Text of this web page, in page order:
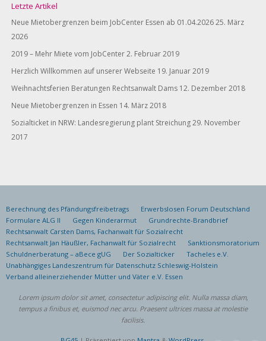
Letzte Artikel
Neue Mietobergrenzen beim JobCenter Essen ab 01.04.202625. März
2026
2019 – Mehr Miete vom JobCenter2. Februar 2019
Herzlich Willkommen auf unserer Webseite 19. Januar 2019
Weihnachtsferien Beratungen Rechtsanwalt Dams 12. Dezember 2018
Neue Mietobergrenzen in Essen 14. März 2018
Sozialticket in NRW: Landesregierung plant Streichung29. November
2017
Berechnung des Pfändungsfreibetrags
Erwerbslosen Forum Deutschland
Formulare ALG II
Gegen Kinderarmut
Grundrechte-Brandbrief
Rechtsanwalt Carsten Dams, Fachanwalt für Sozialrecht
Rechtsanwalt Jan Häußler, Fachanwalt für Sozialrecht
Sanktionsmoratorium
Schuldnerberatung – aBece gUG
Der Sozialticker
Tacheles e.V.
Unabhängiges Landeszentrum für Datenschutz Schleswig-Holstein
Verband alleinerziehender Mütter und Väter e.V. Essen
Lorem ipsum dolor sit amet, consectetur adipiscing elit. Nulla massa diam,
tempus a finibus et, euismod nec arcu. Praesent ultrices massa at molestie
facilisis.